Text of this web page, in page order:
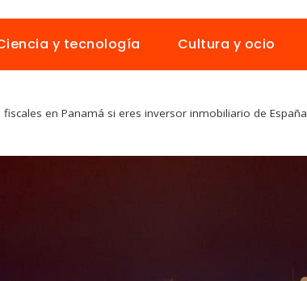
y tecnología Cultura y ocio
en Panamá si eres inversor inmobiliario de España